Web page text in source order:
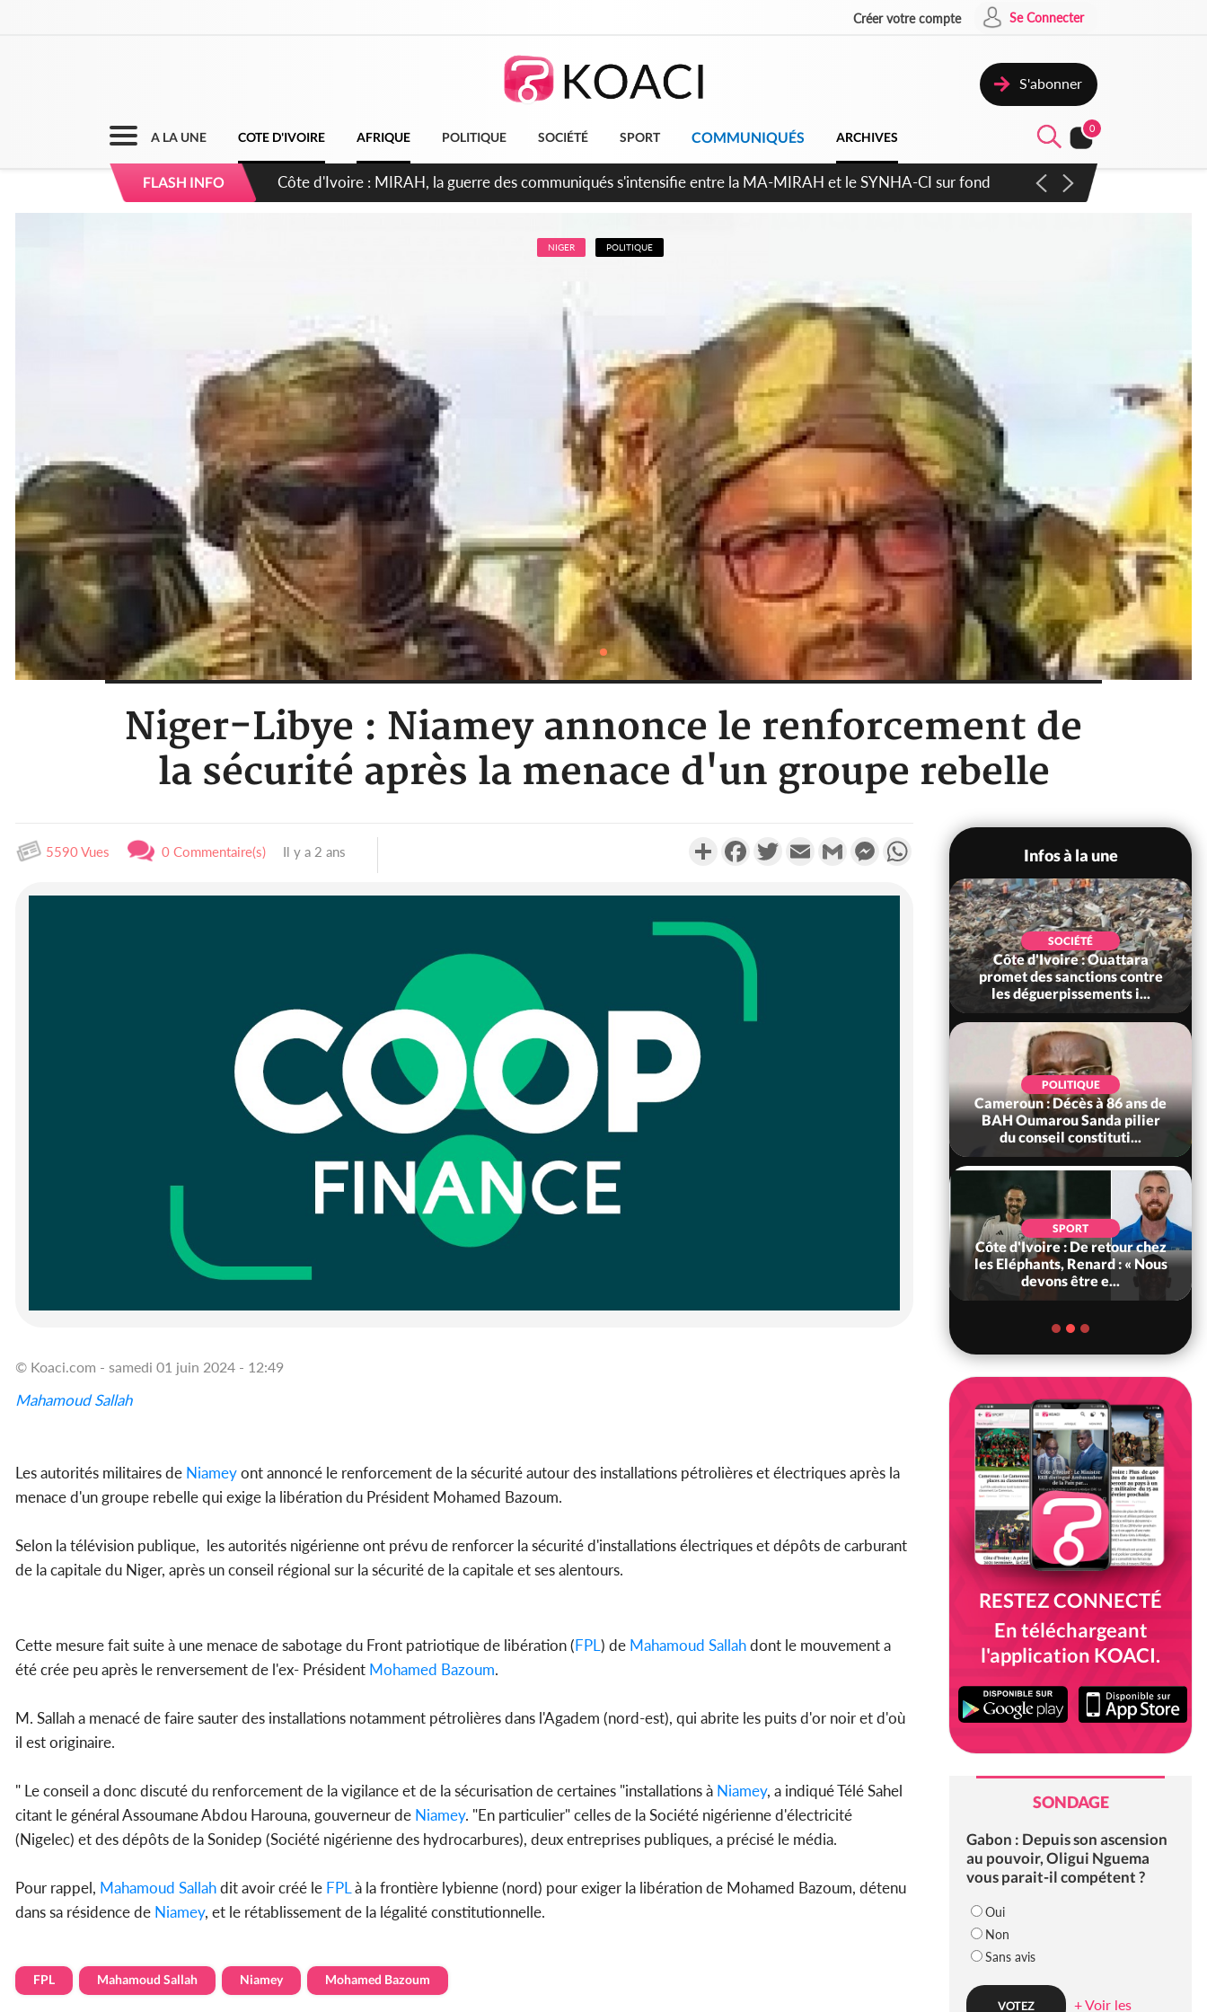
Créer votre compte Se Connecter
S'abonner
A LA UNE COTE D'IVOIRE AFRIQUE POLITIQUE SOCIÉTÉ SPORT COMMUNIQUÉS ARCHIVES
0
FLASH INFO Côte d'Ivoire : Indépendance 2026, Thiam plaide pour un environnement démocratique plus apaisé
NIGER POLITIQUE
Niger-Libye : Niamey annonce le renforcement de
la sécurité après la menace d'un groupe rebelle
5590 Vues 0 Commentaire(s) Il y a 2 ans PartagerFacebookTwitterEmail Gmail MessengerWhatsApp
© Koaci.com - samedi 01 juin 2024 - 12:49
Mahamoud Sallah
Les autorités militaires de Niameyont annoncé le renforcement de la sécurité autour des installations pétrolières et électriques après la
menace d'un groupe rebelle qui exige la libération du Président Mohamed Bazoum.
Selon la télévision publique, les autorités nigérienne ont prévu de renforcer la sécurité d'installations électriques et dépôts de carburant
de la capitale du Niger, après un conseil régional sur la sécurité de la capitale et ses alentours.
Cette mesure fait suite à une menace de sabotage du Front patriotique de libération (FPL) de Mahamoud Sallahdont le mouvement a
été crée peu après le renversement de l'ex- Président Mohamed Bazoum.
M. Sallah a menacé de faire sauter des installations notamment pétrolières dans l'Agadem (nord-est), qui abrite les puits d'or noir et d'où
il est originaire.
" Le conseil a donc discuté du renforcement de la vigilance et de la sécurisation de certaines "installations à Niamey, a indiqué Télé Sahel
citant le général Assoumane Abdou Harouna, gouverneur de Niamey. "En particulier" celles de la Société nigérienne d'électricité
(Nigelec) et des dépôts de la Sonidep (Société nigérienne des hydrocarbures), deux entreprises publiques, a précisé le média.
Pour rappel, Mahamoud Sallahdit avoir créé le FPLà la frontière lybienne (nord) pour exiger la libération de Mohamed Bazoum, détenu
dans sa résidence de Niamey, et le rétablissement de la légalité constitutionnelle.
FPL Mahamoud Sallah Niamey Mohamed Bazoum
Infos à la une
Côte d'Ivoire : Après le pari
réussi du 66e anniversaire,
SOCIÉTÉ
Côte d'Ivoire : Ouattara
promet des sanctions contre
les déguerpissements i...
POLITIQUE
Cameroun : Décès à 86 ans de
BAH Oumarou Sanda pilier
du conseil constituti...
SPORT
Côte d'Ivoire : De retour chez
les Eléphants, Renard : « Nous
devons être e...
RESTEZ CONNECTÉ
En téléchargeant
l'application KOACI.
SONDAGE
Gabon : Depuis son ascension
au pouvoir, Oligui Nguema
vous parait-il compétent ?
Oui
Non
Sans avis
+ Voir les